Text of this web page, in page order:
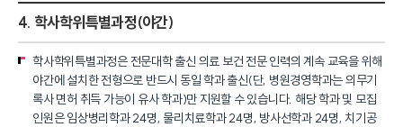
4. 학사학위특별과정(야간)
학사학위특별과정은 전문대학 출신 의료 보건 전문 인력의 계속 교육을 위해
야간에 설치한 전형으로 반드시 동일 학과 출신(단, 병원경영학과는 의무기
록사 면허 취득 가능이 유사 학과)만 지원할 수 있습니다. 해당 학과 및 모집
인원은 임상병리학과 24명, 물리치료학과 24명, 방사선학과 24명, 치기공